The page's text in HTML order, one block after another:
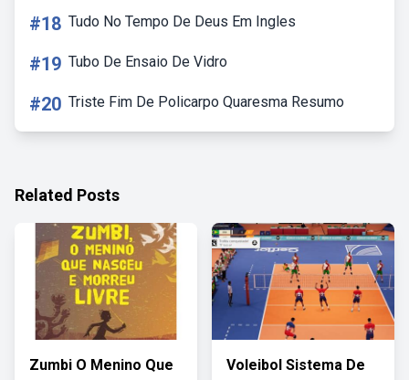
#18 Tudo No Tempo De Deus Em Ingles
#19 Tubo De Ensaio De Vidro
#20 Triste Fim De Policarpo Quaresma Resumo
Related Posts
Zumbi O Menino Que
Voleibol Sistema De